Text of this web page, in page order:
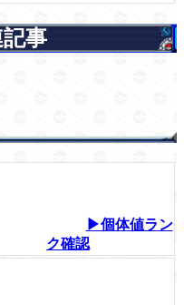
事
▶個体値ラン
ク確認